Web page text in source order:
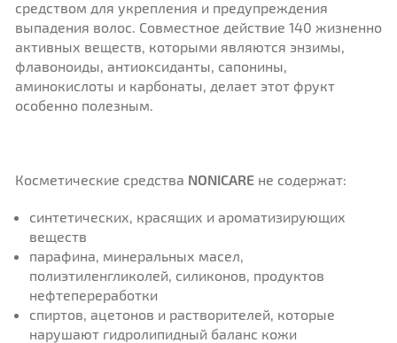
средством для укрепления и предупреждения
выпадения волос. Совместное действие 140 жизненно
активных веществ, которыми являются энзимы,
флавоноиды, антиоксиданты, сапонины,
аминокислоты и карбонаты, делает этот фрукт
особенно полезным.
Косметические средства NONICARE не содержат:
синтетических, красящих и ароматизирующих
веществ
парафина, минеральных масел,
полиэтиленгликолей, силиконов, продуктов
нефтепереработки
спиртов, ацетонов и растворителей, которые
нарушают гидролипидный баланс кожи